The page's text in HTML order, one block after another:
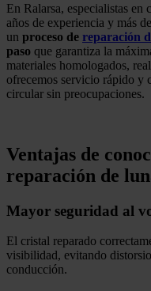
En Ralarsa, especialistas
años de experiencia y más
un proceso de reparación
paso que garantiza la
materiales homologados,
ofrecemos servicio rápido y
circular sin preocupaciones.
Ventajas de
reparación de
Mayor seguridad al
El cristal reparado
visibilidad, evitando
conducción.